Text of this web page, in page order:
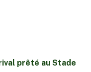
prêté au Stade